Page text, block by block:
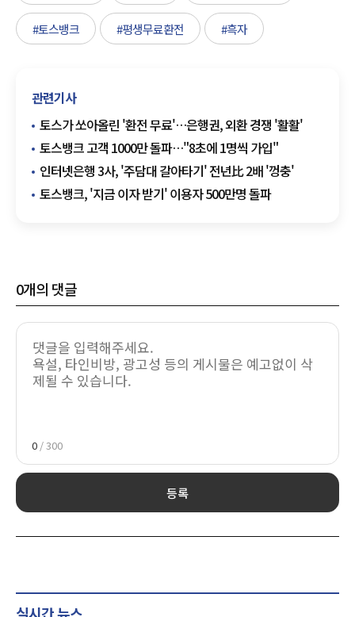
#토스뱅크 #평생무료환전 #흑자
관련기사
토스가 쏘아올린 '환전 무료'…은행권, 외환 경쟁 '활활'
토스뱅크 고객 1000만 돌파…"8초에 1명씩 가입"
인터넷은행 3사, '주담대 갈아타기' 전년比 2배 '껑충'
토스뱅크, '지금 이자 받기' 이용자 500만명 돌파
0개의 댓글
0 / 300
등록